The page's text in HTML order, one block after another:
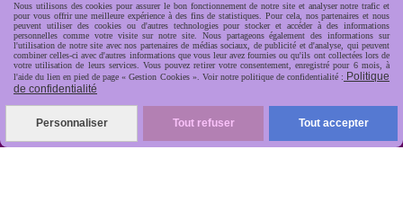
Nous utilisons des cookies pour assurer le bon fonctionnement de notre site et analyser notre trafic et
pour vous offrir une meilleure expérience à des fins de statistiques. Pour cela, nos partenaires et nous
peuvent utiliser des cookies ou d'autres technologies pour stocker et accéder à des informations
personnelles comme votre visite sur notre site. Nous partageons également des informations sur
l'utilisation de notre site avec nos partenaires de médias sociaux, de publicité et d'analyse, qui peuvent
combiner celles-ci avec d'autres informations que vous leur avez fournies ou qu'ils ont collectées lors de
votre utilisation de leurs services. Vous pouvez retirer votre consentement, enregistré pour 6 mois, à
l'aide du lien en pied de page « Gestion Cookies ». Voir notre politique de confidentialité : Politique
de confidentialité
Personnaliser Tout refuser Tout accepter